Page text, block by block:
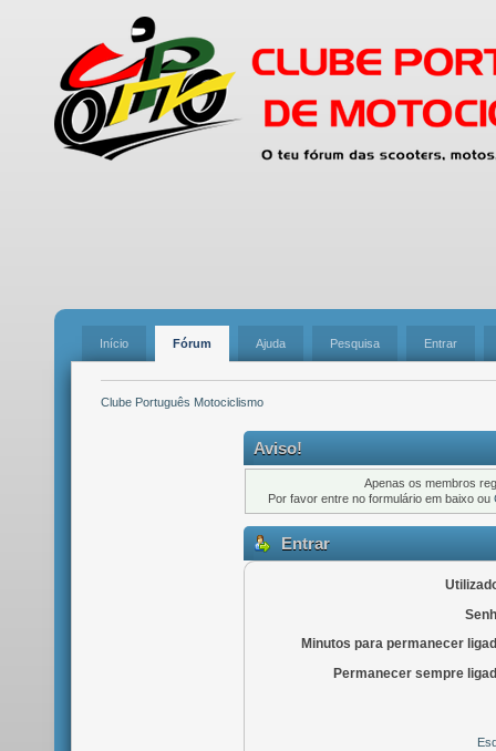
Início Fórum Ajuda Pesquisa Entrar
Clube Português Motociclismo
Aviso!
Apenas os membros
Por favor entre no formulário em baixo ou
Entrar
Minutos para permanecer
Permanecer sempre